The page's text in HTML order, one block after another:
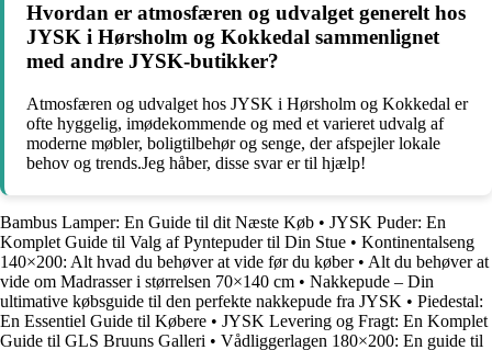
Hvordan er atmosfæren og udvalget generelt hos
JYSK i Hørsholm og Kokkedal sammenlignet
med andre JYSK-butikker?
Atmosfæren og udvalget hos JYSK i Hørsholm og Kokkedal er
ofte hyggelig, imødekommende og med et varieret udvalg af
moderne møbler, boligtilbehør og senge, der afspejler lokale
behov og trends.Jeg håber, disse svar er til hjælp!
Bambus Lamper: En Guide til dit Næste Køb • JYSK Puder: En
Komplet Guide til Valg af Pyntepuder til Din Stue • Kontinentalseng
140×200: Alt hvad du behøver at vide før du køber• Alt du behøver at
vide om Madrasser i størrelsen 70×140 cm • Nakkepude – Din
ultimative købsguide til den perfekte nakkepude fra JYSK • Piedestal:
En Essentiel Guide til Købere • JYSK Levering og Fragt: En Komplet
Guide til GLS Bruuns Galleri • Vådliggerlagen 180×200: En guide til